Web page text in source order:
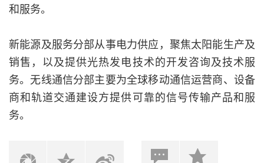
和服务。
新能源及服务分部从事电力供应，聚焦太阳能生产及
销售，以及提供光热发电技术的开发咨询及技术服
务。无线通信分部主要为全球移动通信运营商、设备
商和轨道交通建设方提供可靠的信号传输产品和服
务。